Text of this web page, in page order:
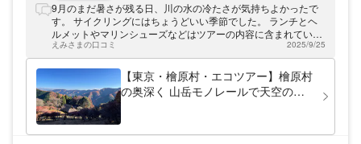
9月のまだ暑さが残る日、川の水の冷たさが気持ちよかったで
す。 サイクリングにはちょうどいい季節でした。 ランチとヘ
ルメットやマリンシューズなどはツアーの内容に含まれている
ので、簡単な着替え(念のため。持っていったけど私は結局着替
えてないです)とタオルだけで、参加できました。 私は家族と2
名で参加しましたが、他のツアー参加者の方とちょうどいい距
離感なので、ソロ活の方にもオススメです。(ちなみにガイドさ
んが写真を撮ってくれれて、あとで共有してくれたので、写真
もバッチリ) 都内で日常から離れ自然を感じたい方、運動不足
を感じていて楽しく身体を動かしたい方に強くオススメしま
す。
えみさまの口コミ 2025/9/25
【東京・檜原村・エコツアー】檜原村
の奥深く 山岳モノレールで天空の古